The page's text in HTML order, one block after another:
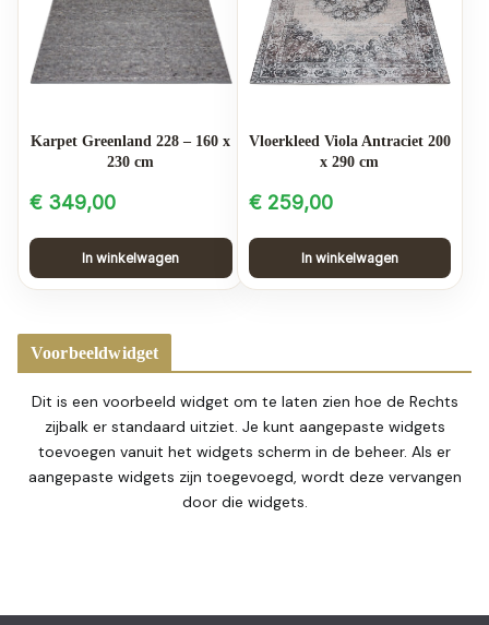
Karpet Greenland 228 – 160 x
230 cm
€ 349,00
In winkelwagen
Vloerkleed Viola Antraciet 200
x 290 cm
€259,00
In winkelwagen
Voorbeeldwidget
Dit is een voorbeeld widget om te laten zien hoe de Rechts
zijbalk er standaard uitziet. Je kunt aangepaste widgets
toevoegen vanuit het widgets scherm in de beheer. Als er
aangepaste widgets zijn toegevoegd, wordt deze vervangen
door die widgets.